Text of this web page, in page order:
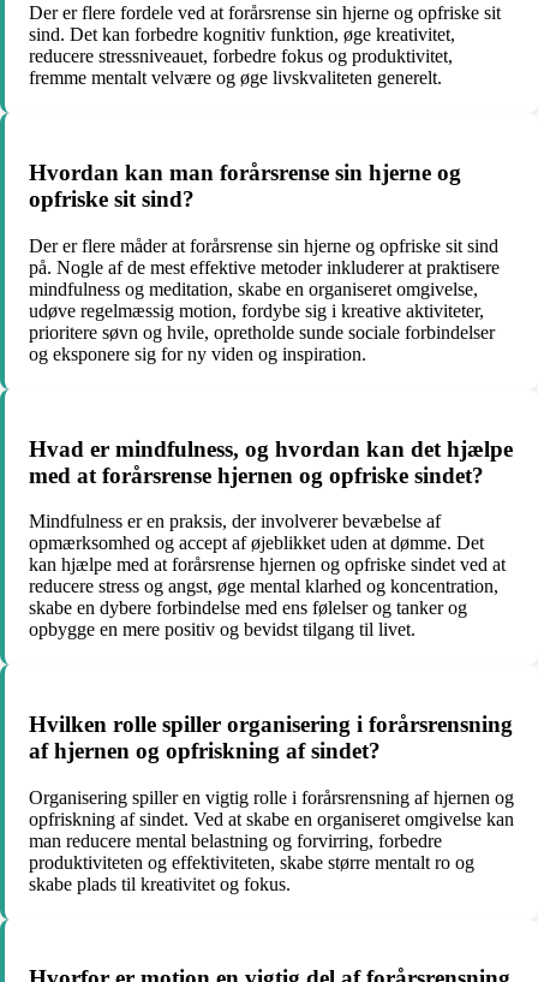
Der er flere fordele ved at forårsrense sin hjerne og opfriske sit
sind. Det kan forbedre kognitiv funktion, øge kreativitet,
reducere stressniveauet, forbedre fokus og produktivitet,
fremme mentalt velvære og øge livskvaliteten generelt.
Hvordan kan man forårsrense sin hjerne og
opfriske sit sind?
Der er flere måder at forårsrense sin hjerne og opfriske sit sind
på. Nogle af de mest effektive metoder inkluderer at praktisere
mindfulness og meditation, skabe en organiseret omgivelse,
udøve regelmæssig motion, fordybe sig i kreative aktiviteter,
prioritere søvn og hvile, opretholde sunde sociale forbindelser
og eksponere sig for ny viden og inspiration.
Hvad er mindfulness, og hvordan kan det hjælpe
med at forårsrense hjernen og opfriske sindet?
Mindfulness er en praksis, der involverer bevæbelse af
opmærksomhed og accept af øjeblikket uden at dømme. Det
kan hjælpe med at forårsrense hjernen og opfriske sindet ved at
reducere stress og angst, øge mental klarhed og koncentration,
skabe en dybere forbindelse med ens følelser og tanker og
opbygge en mere positiv og bevidst tilgang til livet.
Hvilken rolle spiller organisering i forårsrensning
af hjernen og opfriskning af sindet?
Organisering spiller en vigtig rolle i forårsrensning af hjernen og
opfriskning af sindet. Ved at skabe en organiseret omgivelse kan
man reducere mental belastning og forvirring, forbedre
produktiviteten og effektiviteten, skabe større mentalt ro og
skabe plads til kreativitet og fokus.